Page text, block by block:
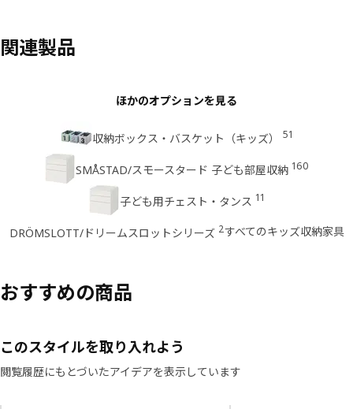
関連製品
ほかのオプションを見る
収納ボックス・バスケット（キッズ） 51
SMÅSTAD/スモースタード 子ども部屋収納 160
子ども用チェスト・タンス 11
DRÖMSLOTT/ドリームスロットシリーズ 2すべてのキッズ収納家具
おすすめの商品
このスタイルを取り入れよう
閲覧履歴にもとづいたアイデアを表示しています